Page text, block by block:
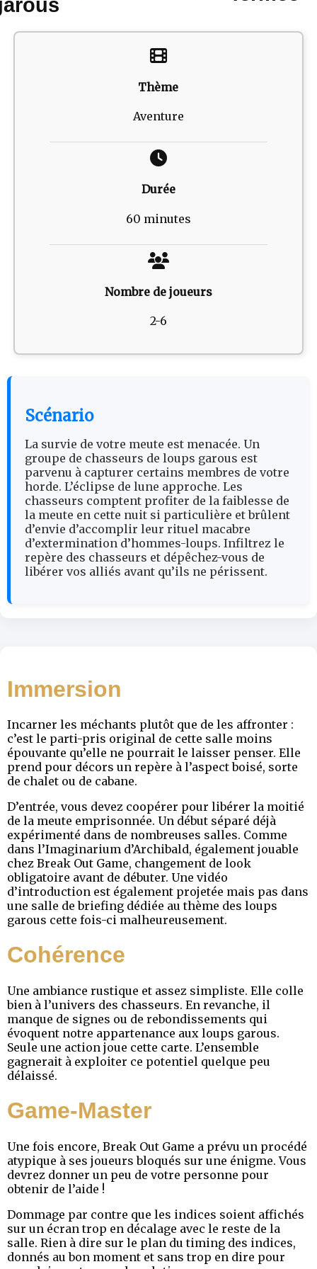
Thème
Aventure
Durée
60 minutes
Nombre de joueurs
2-6
Scénario
La survie de votre meute est menacée. Un
groupe de chasseurs de loups garous est
parvenu à capturer certains membres de votre
horde. L’éclipse de lune approche. Les
chasseurs comptent profiter de la faiblesse de
la meute en cette nuit si particulière et brûlent
d’envie d’accomplir leur rituel macabre
d’extermination d’hommes-loups. Infiltrez le
repère des chasseurs et dépêchez-vous de
libérer vos alliés avant qu’ils ne périssent.
Immersion
Incarner les méchants plutôt que de les affronter :
c’est le parti-pris original de cette salle moins
épouvante qu’elle ne pourrait le laisser penser. Elle
prend pour décors un repère à l’aspect boisé, sorte
de chalet ou de cabane.
D’entrée, vous devez coopérer pour libérer la moitié
de la meute emprisonnée. Un début séparé déjà
expérimenté dans de nombreuses salles. Comme
dans l’Imaginarium d’Archibald, également jouable
chez Break Out Game, changement de look
obligatoire avant de débuter. Une vidéo
d’introduction est également projetée mais pas dans
une salle de briefing dédiée au thème des loups
garous cette fois-ci malheureusement.
Cohérence
Une ambiance rustique et assez simpliste. Elle colle
bien à l’univers des chasseurs. En revanche, il
manque de signes ou de rebondissements qui
évoquent notre appartenance aux loups garous.
Seule une action joue cette carte. L’ensemble
gagnerait à exploiter ce potentiel quelque peu
délaissé.
Game-Master
Une fois encore, Break Out Game a prévu un procédé
atypique à ses joueurs bloqués sur une énigme. Vous
devrez donner un peu de votre personne pour
obtenir de l’aide !
Dommage par contre que les indices soient affichés
sur un écran trop en décalage avec le reste de la
salle. Rien à dire sur le plan du timing des indices,
donnés au bon moment et sans trop en dire pour